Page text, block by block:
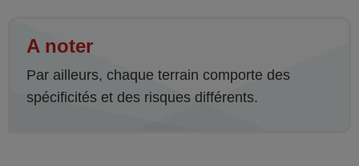
A noter
Par ailleurs, chaque terrain comporte des
spécificités et des risques différents.